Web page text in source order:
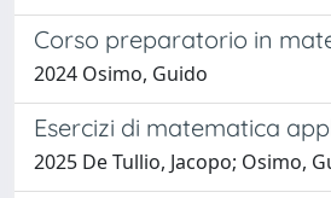
Corso preparatorio in
2024 Osimo, Guido
Esercizi di matematica
2025 De Tullio, Jacopo; Osimo,